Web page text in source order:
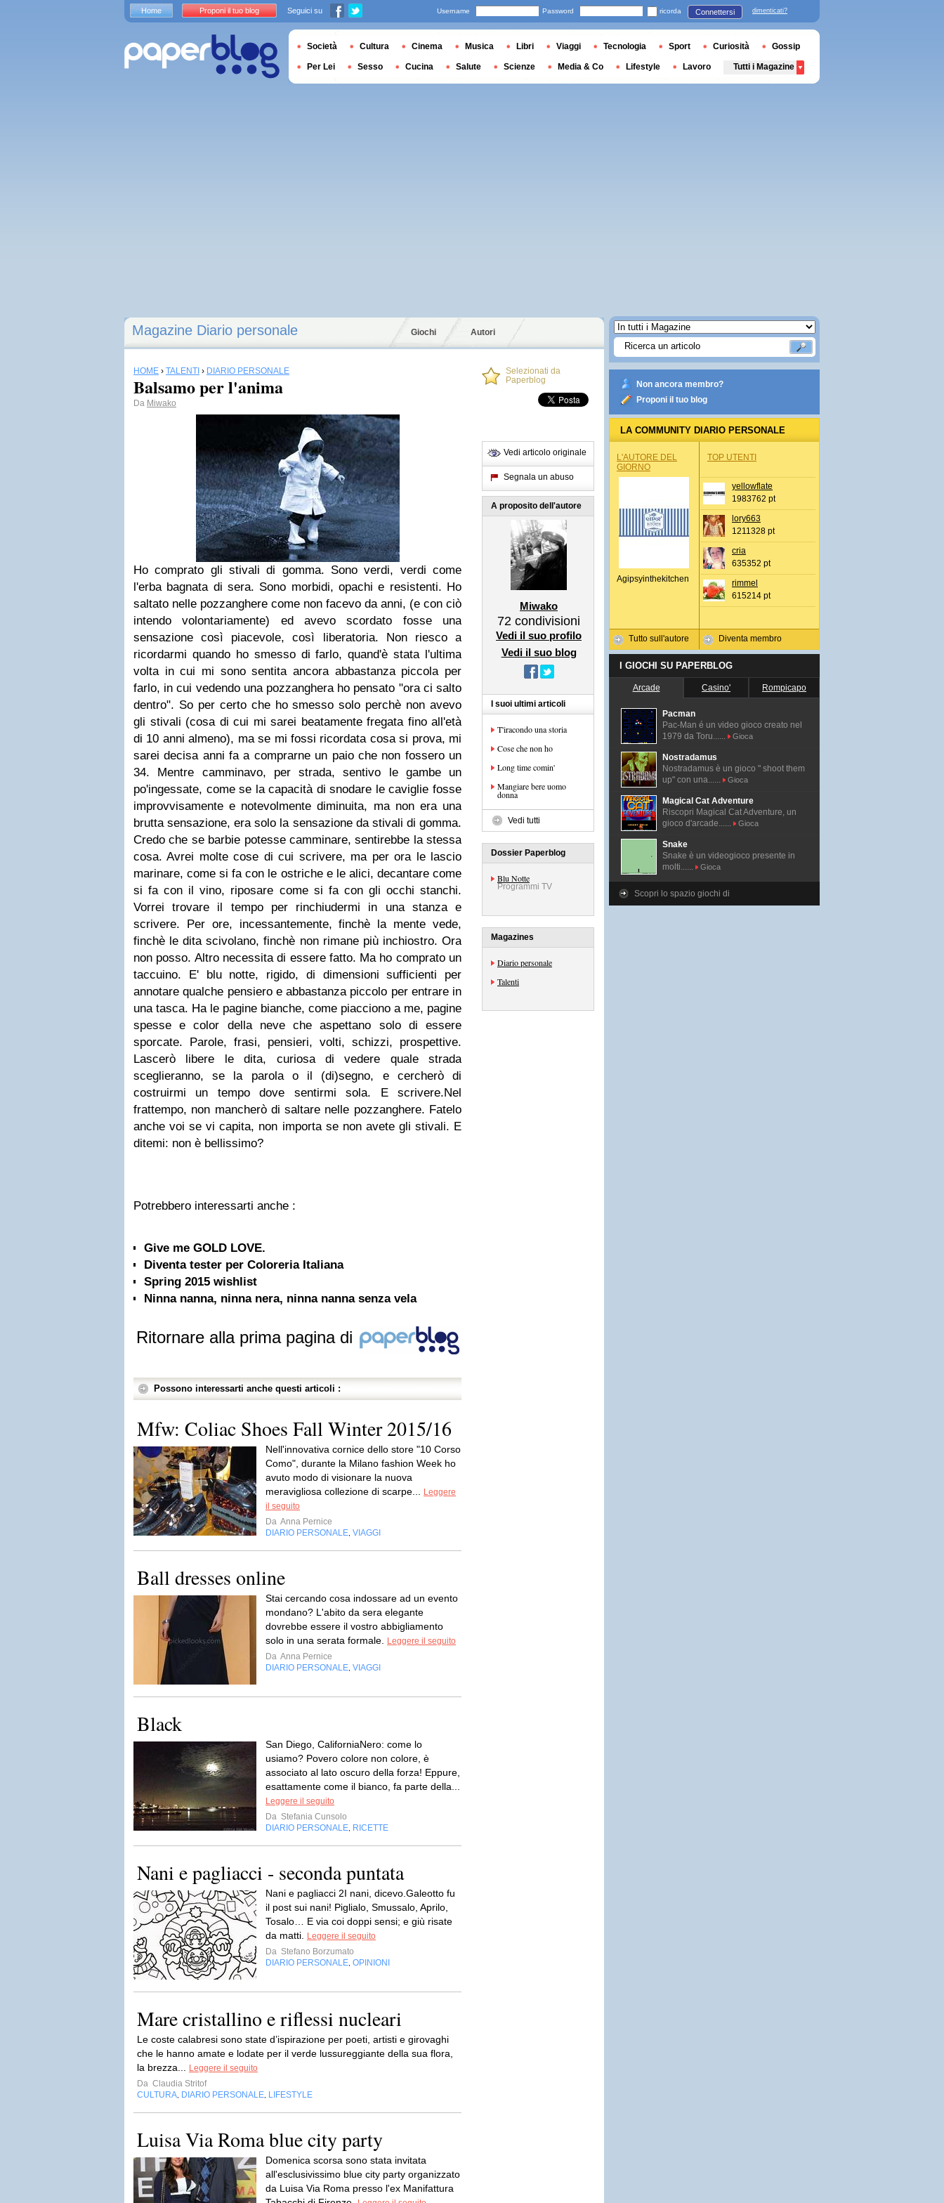
Magazine Diario personale Giochi Autori
HOME › TALENTI › DIARIO PERSONALE
Balsamo per l'anima
Da Miwako
Ho comprato gli stivali di gomma. Sono verdi, verdi come
l'erba bagnata di sera. Sono morbidi, opachi e resistenti. Ho
saltato nelle pozzanghere come non facevo da anni, (e con ciò
intendo volontariamente) ed avevo scordato fosse una
sensazione così piacevole, così liberatoria. Non riesco a
ricordarmi quando ho smesso di farlo, quand'è stata l'ultima
volta in cui mi sono sentita ancora abbastanza piccola per
farlo, in cui vedendo una pozzanghera ho pensato "ora ci salto
dentro". So per certo che ho smesso solo perchè non avevo
gli stivali (cosa di cui mi sarei beatamente fregata fino all'età
di 10 anni almeno), ma se mi fossi ricordata cosa si prova, mi
sarei decisa anni fa a comprarne un paio che non fossero un
34. Mentre camminavo, per strada, sentivo le gambe un
po'ingessate, come se la capacità di snodare le caviglie fosse
improvvisamente e notevolmente diminuita, ma non era una
brutta sensazione, era solo la sensazione da stivali di gomma.
Credo che se barbie potesse camminare, sentirebbe la stessa
cosa. Avrei molte cose di cui scrivere, ma per ora le lascio
marinare, come si fa con le ostriche e le alici, decantare come
si fa con il vino, riposare come si fa con gli occhi stanchi.
Vorrei trovare il tempo per rinchiudermi in una stanza e
scrivere. Per ore, incessantemente, finchè la mente vede,
finchè le dita scivolano, finchè non rimane più inchiostro. Ora
non posso. Altro necessita di essere fatto. Ma ho comprato un
taccuino. E' blu notte, rigido, di dimensioni sufficienti per
annotare qualche pensiero e abbastanza piccolo per entrare in
una tasca. Ha le pagine bianche, come piacciono a me, pagine
spesse e color della neve che aspettano solo di essere
sporcate. Parole, frasi, pensieri, volti, schizzi, prospettive.
Lascerò libere le dita, curiosa di vedere quale strada
sceglieranno, se la parola o il (di)segno, e cercherò di
costruirmi un tempo dove sentirmi sola. E scrivere.Nel
frattempo, non mancherò di saltare nelle pozzanghere. Fatelo
anche voi se vi capita, non importa se non avete gli stivali. E
ditemi: non è bellissimo?
Potrebbero interessarti anche :
Give me GOLD LOVE.
Diventa tester per Coloreria Italiana
Spring 2015 wishlist
Ninna nanna, ninna nera, ninna nanna senza vela
Ritornare alla prima pagina di
Possono interessarti anche questi articoli :
Mfw: Coliac Shoes Fall Winter 2015/16
Nell'innovativa cornice dello store "10 Corso
Como", durante la Milano fashion Week ho
avuto modo di visionare la nuova
meravigliosa collezione di scarpe...
Leggere
il seguito
Da Anna Pernice
DIARIO PERSONALE VIAGGI
Ball dresses online
Stai cercando cosa indossare ad un evento
mondano? L'abito da sera elegante
dovrebbe essere il vostro abbigliamento
solo in una serata formale.
Leggere il seguito
Da Anna Pernice
DIARIO PERSONALE VIAGGI
Black
San Diego, CaliforniaNero: come lo
usiamo? Povero colore non colore, è
associato al lato oscuro della forza! Eppure,
esattamente come il bianco, fa parte della...
Leggere il seguito
Da Stefania Cunsolo
DIARIO PERSONALE RICETTE
Nani e pagliacci - seconda puntata
Nani e pagliacci 2I nani, dicevo.Galeotto fu
il post sui nani! Piglialo, Smussalo, Aprilo,
Tosalo… E via coi doppi sensi; e giù risate
da matti.
Leggere il seguito
Da Stefano Borzumato
DIARIO PERSONALE OPINIONI
Mare cristallino e riflessi nucleari
Le coste calabresi sono state d’ispirazione per poeti, artisti e girovaghi
che le hanno amate e lodate per il verde lussureggiante della sua flora,
la brezza...
Leggere il seguito
Da Claudia Stritof
CULTURA DIARIO PERSONALE LIFESTYLE
Luisa Via Roma blue city party
Domenica scorsa sono stata invitata
all'esclusivissimo blue city party organizzato
da Luisa Via Roma presso l'ex Manifattura
Selezionati da
Paperblog
Vedi articolo originale
Segnala un abuso
A proposito dell'autore
Miwako
72 condivisioni
Vedi il suo profilo
Vedi il suo blog
I suoi ultimi articoli
T'iracondo una storia
Cose che non ho
Long time comin'
Mangiare bere uomo
donna
Vedi tutti
Dossier Paperblog
Blu Notte
Programmi TV
Magazines
Diario personale
Talenti
Non ancora membro?
Proponi il tuo blog
LA COMMUNITY DIARIO PERSONALE
L'AUTORE DEL
GIORNO
Agipsyinthekitchen
Tutto sull'autore
TOP UTENTI
yellowflate
1983762 pt
lory663
1211328 pt
cria
635352 pt
rimmel
615214 pt
Diventa membro
I GIOCHI SU PAPERBLOG
Arcade Casino' Rompicapo
Pacman
Pac-Man é un video gioco creato nel
1979 da Toru......
Gioca
Nostradamus
Nostradamus è un gioco " shoot them
up" con una......
Gioca
Magical Cat Adventure
Riscopri Magical Cat Adventure, un
gioco d'arcade......
Gioca
Snake
Snake è un videogioco presente in
molti......
Gioca
Scopri lo spazio giochi di
Home Proponi il tuo blog Seguici su Username Password ricorda Connettersi dimenticati?
Società Cultura Cinema Musica Libri Viaggi Tecnologia Sport Curiosità Gossip
Per Lei Sesso Cucina Salute Scienze Media & Co Lifestyle Lavoro Tutti i Magazine